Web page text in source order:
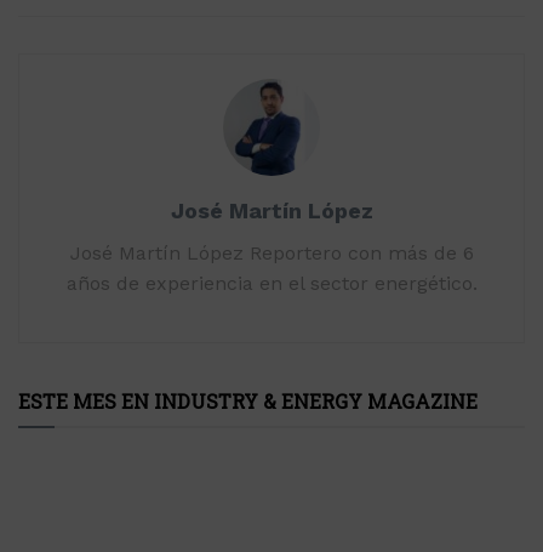
José Martín López
José Martín López Reportero con más de 6
años de experiencia en el sector energético.
ESTE MES EN INDUSTRY & ENERGY MAGAZINE